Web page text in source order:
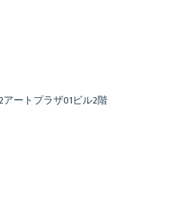
ートプラザ01ビル2階